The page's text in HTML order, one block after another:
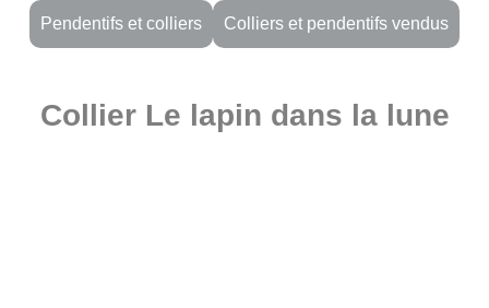
Pendentifs et colliers Colliers et pendentifs vendus
Collier Le lapin dans la lune